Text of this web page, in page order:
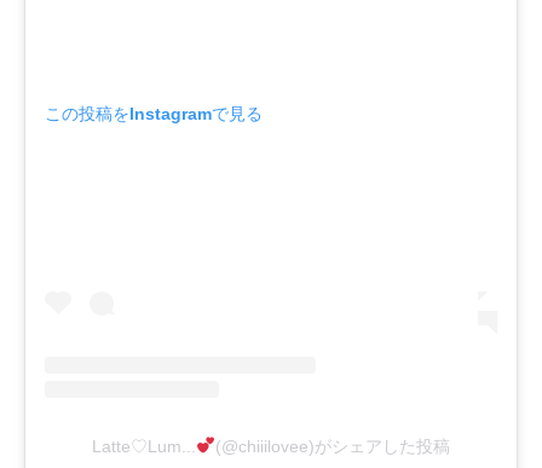
この投稿をInstagramで見る
Latte♡Lum... (@chiiilovee)がシェアした投稿